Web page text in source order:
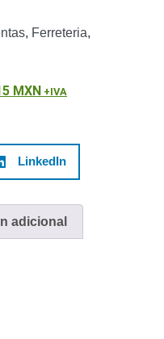
, Ferreteria,
MXN
LinkedIn
adicional